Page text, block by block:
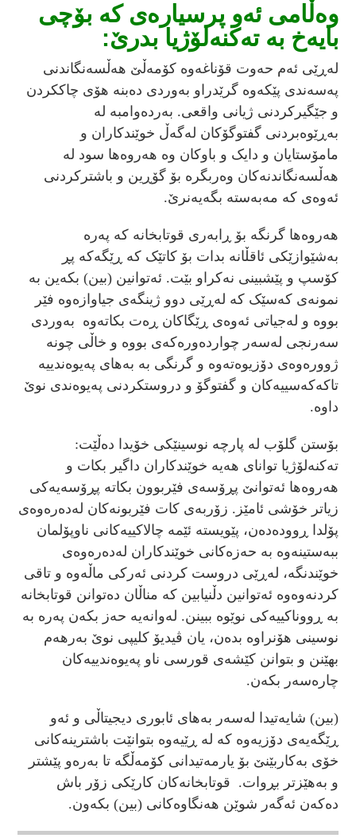
وەڵامی ئەو پرسیارەی کە بۆچی
بایەخ بە تەکنەلۆژیا بدرێ:
لەڕێی ئەم حەوت قۆناغەوە کۆمەڵێ هەڵسەنگاندنی
پەسەندی پێکەوە گرێدراو بەوردی دەبنە هۆی چاککردن
و جێگیرکردنی ژیانی واقعی. بەردەوامبە لە
بەڕێوەبردنی گفتوگۆکان لەگەڵ خوێندکاران و
مامۆستایان و دایک و باوکان وە هەروەها سود لە
هەڵسەنگاندنەکان وەربگرە بۆ گۆڕین و باشترکردنی
ئەوەی کە مەبەستە بگەیەنرێ.
هەروەها گرنگە بۆ ڕابەری قوتابخانە کە پەرە
بەشێوازێکی ئاقڵانە بدات بۆ کاتێک کە ڕێگەکە پڕ
کۆسپ و پێشبینی نەکراو بێت. ئەتوانین (بین) بکەین بە
نمونەی کەسێک کە لەڕێی دوو ژینگەی جیاوازەوە فێر
بووە و لەجیاتی ئەوەی ڕێگاکان ڕەت بکاتەوە بەوردی
سەرنجی لەسەر چواردەورەکەی بووە و خاڵی چونە
ژوورەوەی دۆزیوەتەوە و گرنگی بە بەهای پەیوەندییە
تاکەکەسییەکان و گفتوگۆ و دروستکردنی پەیوەندی نوێ
داوە.
بۆستن گلۆب لە پارچە نوسینێکی خۆیدا دەڵێت:
تەکنەلۆژیا توانای هەیە خوێندکاران داگیر بکات و
هەروەها ئەتوانێ پڕۆسەی فێربوون بکاتە پڕۆسەیەکی
زیاتر خۆشی ئامێز. زۆربەی کات فێربونەکان لەدەرەوەی
پۆلدا ڕوودەدەن، پێویستە ئێمە چالاکییەکانی ناوپۆلمان
ببەستینەوە بە حەزەکانی خوێندکاران لەدەرەوەی
خوێندنگە، لەڕێی دروست کردنی ئەرکی ماڵەوە و تاقی
کردنەوەوە ئەتوانین دڵنیابین کە مناڵان دەتوانن قوتابخانە
بە ڕووناکییەکی نوێوە ببینن. لەوانەیە حەز بکەن پەرە بە
نوسینی هۆنراوە بدەن، یان ڤیدیۆ کلیپی نوێ بەرهەم
بهێنن و بتوانن کێشەی قورسی ناو پەیوەندییەکان
چارەسەر بکەن.
(بین) شایەتیدا لەسەر بەهای ئابوری دیجیتاڵی و ئەو
ڕێگەیەی دۆزیەوە کە لە ڕێیەوە بتوانێت باشترینەکانی
خۆی بەکاربێنێ بۆ یارمەتیدانی کۆمەڵگە تا بەرەو پێشتر
و بەهێزتر بڕوات. قوتابخانەکان کارێکی زۆر باش
دەکەن ئەگەر شوێن هەنگاوەکانی (بین) بکەون.